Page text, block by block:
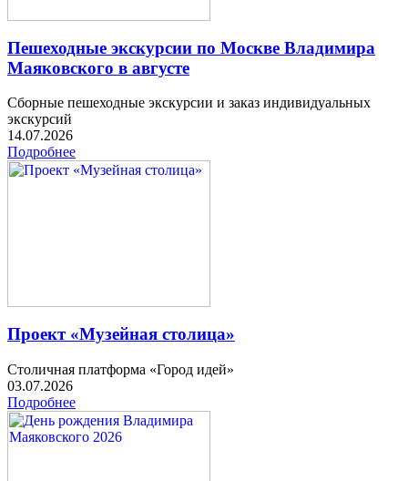
Пешеходные экскурсии по Москве Владимира
Маяковского в августе
Сборные пешеходные экскурсии и заказ индивидуальных
экскурсий
14.07.2026
Подробнее
Проект «Музейная столица»
Столичная платформа «Город идей»
03.07.2026
Подробнее